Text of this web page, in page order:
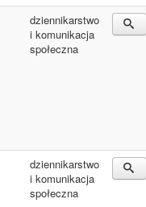
dziennikarstwo
i komunikacja
społeczna
dziennikarstwo
i komunikacja
społeczna